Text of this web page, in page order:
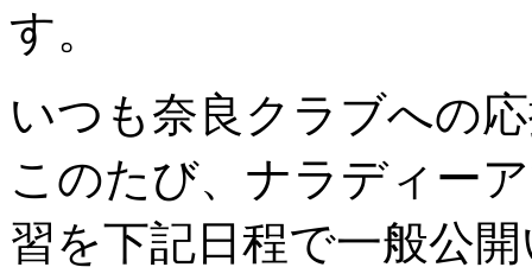
す。
いつも奈良クラブへの
このたび、ナラディー
習を下記日程で一般公